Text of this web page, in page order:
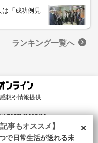
は「成功例見
ランキング一覧へ
想や情報提供
rights reserved.
致したコンテンツや広告配信を提供する
バシーポリシー をご確認ください。×
記事もオススメ】
つで日常生活が送れる未